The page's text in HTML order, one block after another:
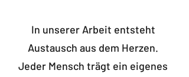
In unserer Arbeit entsteht
Austausch aus dem Herzen.
Jeder Mensch trägt ein eigenes